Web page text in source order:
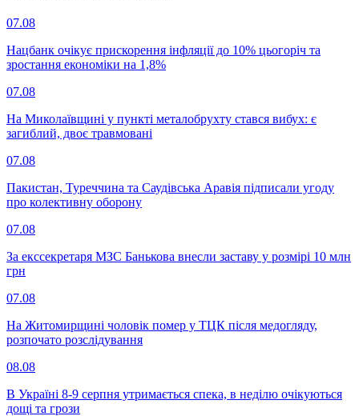
07.08
Нацбанк очікує прискорення інфляції до 10% цьогоріч та
зростання економіки на 1,8%
07.08
На Миколаївщині у пункті металобрухту стався вибух: є
загиблий, двоє травмовані
07.08
Пакистан, Туреччина та Саудівська Аравія підписали угоду
про колективну оборону
07.08
За екссекретаря МЗС Банькова внесли заставу у розмірі 10 млн
грн
07.08
На Житомирщині чоловік помер у ТЦК після медогляду,
розпочато розслідування
08.08
В Україні 8-9 серпня утримається спека, в неділю очікуються
дощі та грози